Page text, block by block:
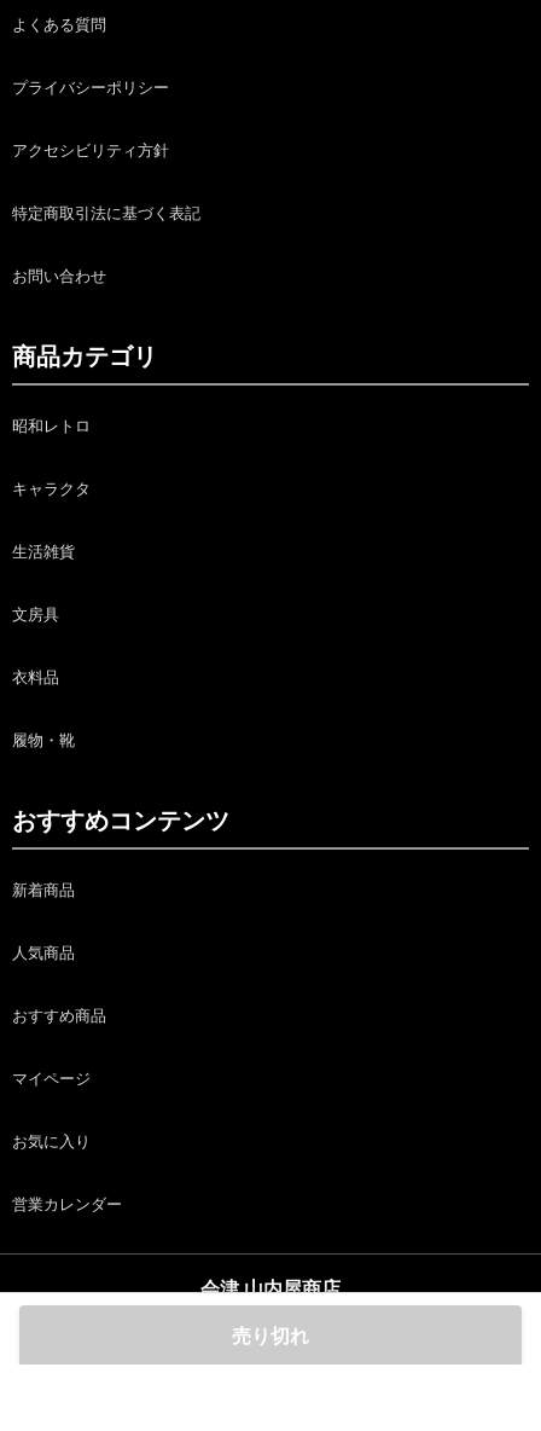
売り切れ
よくある質問
プライバシーポリシー
アクセシビリティ方針
特定商取引法に基づく表記
お問い合わせ
商品カテゴリ
昭和レトロ
キャラクタ
生活雑貨
文房具
衣料品
履物・靴
おすすめコンテンツ
新着商品
人気商品
おすすめ商品
マイページ
お気に入り
営業カレンダー
会津 山内屋商店
copyright (c) 会津 山内屋商店 all rights reserved.